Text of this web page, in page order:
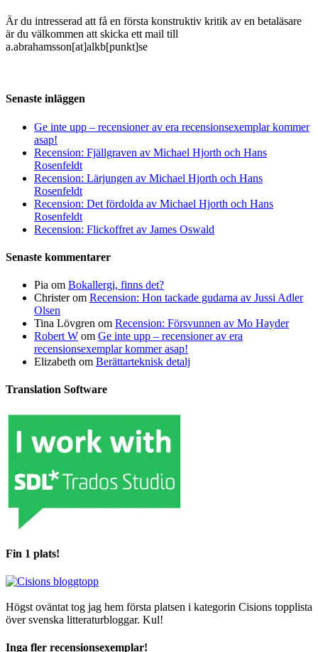
Är du intresserad att få en första konstruktiv kritik av en betaläsare
är du välkommen att skicka ett mail till
a.abrahamsson[at]alkb[punkt]se
Senaste inläggen
Ge inte upp – recensioner av era recensionsexemplar kommer
asap!
Recension: Fjällgraven av Michael Hjorth och Hans
Rosenfeldt
Recension: Lärjungen av Michael Hjorth och Hans
Rosenfeldt
Recension: Det fördolda av Michael Hjorth och Hans
Rosenfeldt
Recension: Flickoffret av James Oswald
Senaste kommentarer
Pia om Bokallergi, finns det?
Christerom Recension: Hon tackade gudarna av Jussi Adler
Olsen
Tina Lövgren om Recension: Försvunnen av Mo Hayder
Robert W om Ge inte upp – recensioner av era
recensionsexemplar kommer asap!
Elizabeth om Berättarteknisk detalj
Translation Software
Fin 1 plats!
Högst oväntat tog jag hem första platsen i kategorin Cisions topplista
över svenska litteraturbloggar. Kul!
Inga fler recensionsexemplar!